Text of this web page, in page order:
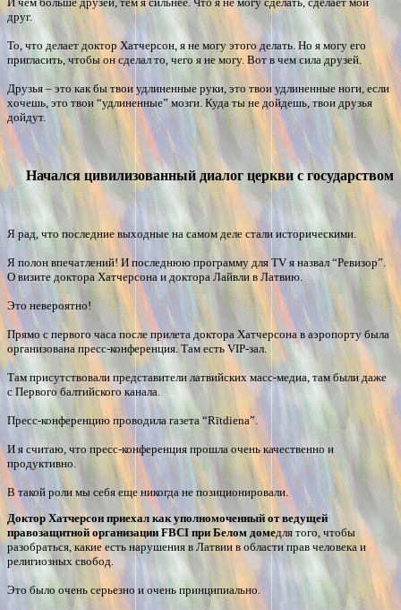
друг.
То, что делает доктор Хатчерсон, я не могу этого делать. Но я могу его
пригласить, чтобы он сделал то, чего я не могу. Вот в чем сила друзей.
Друзья – это как бы твои удлиненные руки, это твои удлиненные ноги, если
хочешь, это твои “удлиненные” мозги. Куда ты не дойдешь, твои друзья
дойдут.
Начался цивилизованный диалог церкви с государством
Я рад, что последние выходные на самом деле стали историческими.
Я полон впечатлений! И последнюю программу для TV я назвал “Ревизор”.
О визите доктора Хатчерсона и доктора Лайвли в Латвию.
Это невероятно!
Прямо с первого часа после прилета доктора Хатчерсона в аэропорту была
организована пресс-конференция. Там есть VIP-зал.
Там присутствовали представители латвийских масс-медиа, там были даже
с Первого балтийского канала.
Пресс-конференцию проводила газета “Rītdiena”.
И я считаю, что пресс-конференция прошла очень качественно и
продуктивно.
В такой роли мы себя еще никогда не позиционировали.
Доктор Хатчерсон приехал как уполномоченный от ведущей
правозащитной организации FBCI при Белом домедля того, чтобы
разобраться, какие есть нарушения в Латвии в области прав человека и
религиозных свобод.
Это было очень серьезно и очень принципиально.